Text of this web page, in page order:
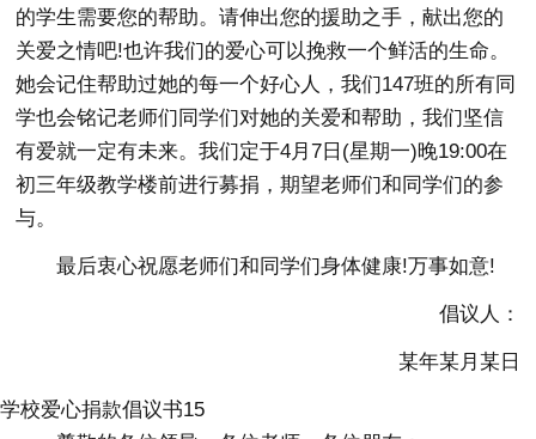
的学生需要您的帮助。请伸出您的援助之手，献出您的
关爱之情吧!也许我们的爱心可以挽救一个鲜活的生命。
她会记住帮助过她的每一个好心人，我们147班的所有同
学也会铭记老师们同学们对她的关爱和帮助，我们坚信
有爱就一定有未来。我们定于4月7日(星期一)晚19:00在
初三年级教学楼前进行募捐，期望老师们和同学们的参
与。
最后衷心祝愿老师们和同学们身体健康!万事如意!
倡议人：
某年某月某日
学校爱心捐款倡议书15